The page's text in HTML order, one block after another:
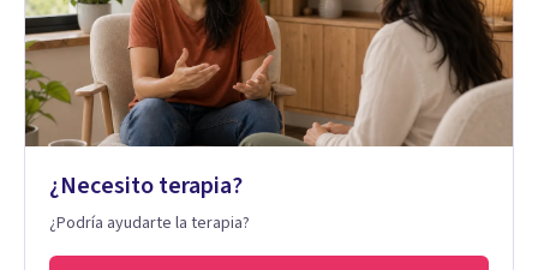
¿Necesito terapia?
¿Podría ayudarte la terapia?